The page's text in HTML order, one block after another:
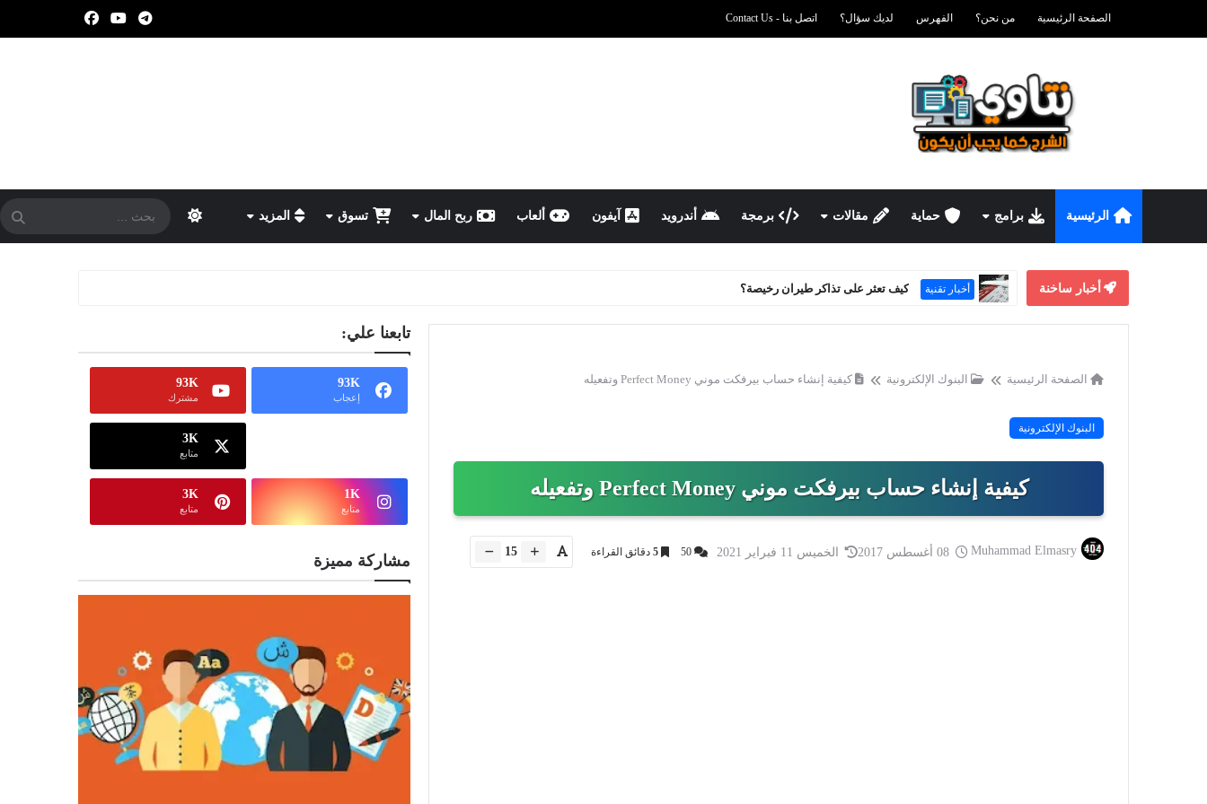
الصفحة الرئيسية من نحن؟ الفهرس لديك سؤال؟ اتصل بنا - Contact Us
الرئيسية برامج حماية مقالات برمجة أندرويد آيفون ألعاب ربح المال تسوق المزيد
أخبار ساخنة أخبار تقنية كيف تعثر على تذاكر طيران رخيصة؟
الصفحة الرئيسية البنوك الإلكترونية كيفية إنشاء حساب بيرفكت موني Perfect Money وتفعيله
البنوك الإلكترونية
كيفية إنشاء حساب بيرفكت موني Perfect Money وتفعيله
Muhammad Elmasry الخميس 11 فبراير 2021 50
5 دقائق القراءة 15
تابعنا علي:
93K
إعجاب
93K
مشترك
3K
متابع
1K
متابع
3K
متابع
مشاركة مميزة